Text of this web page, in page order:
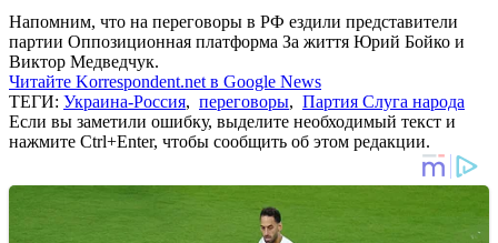
Напомним, что на переговоры в РФ ездили представители
партии Оппозиционная платформа За життя Юрий Бойко и
Виктор Медведчук.
Читайте Korrespondent.net в Google News
ТЕГИ: Украина-Россия, переговоры, Партия Слуга народа
Если вы заметили ошибку, выделите необходимый текст и
нажмите Ctrl+Enter, чтобы сообщить об этом редакции.